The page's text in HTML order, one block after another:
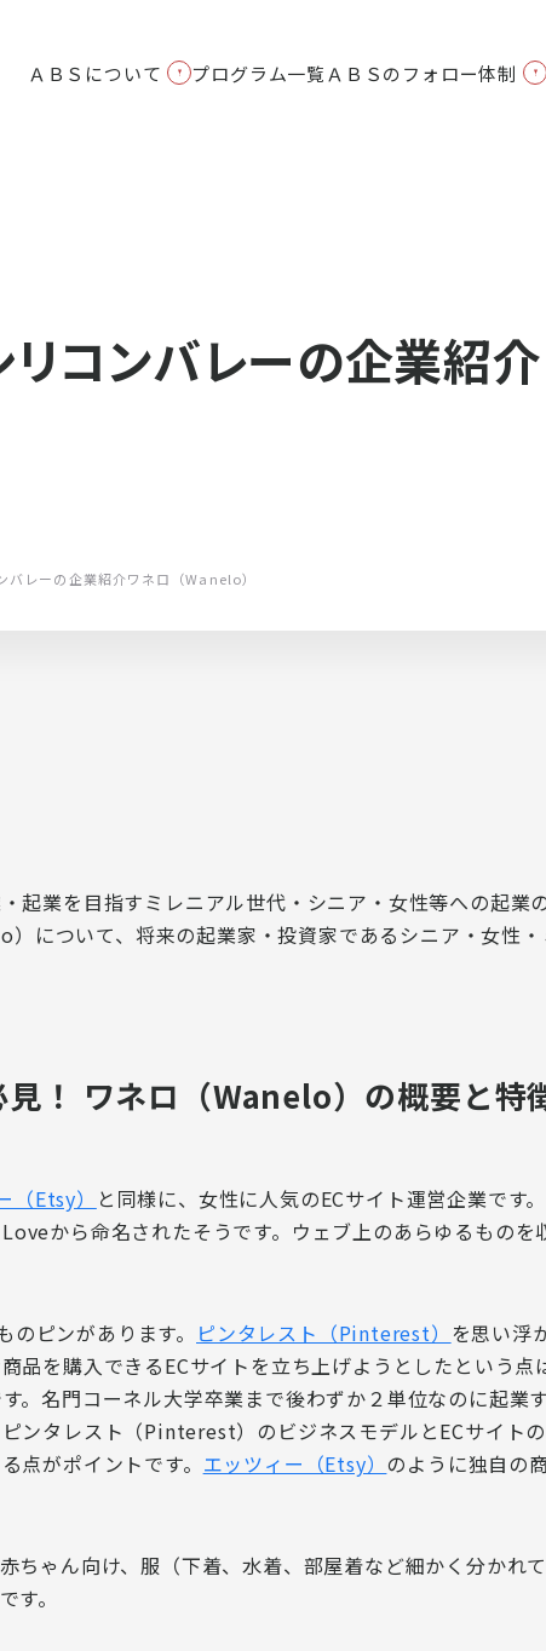
アップの学校|大前研一設立のビジネススクールABS
ＡＢＳについて プログラム一覧 ＡＢＳのフォロー体制
リコンバレーの企業紹介
バレーの企業紹介ワネロ（Wanelo）
起業を目指すミレニアル世代・シニア・女性等への起業
について、将来の起業家・投資家であるシニア・女性
！ ワネロ（Wanelo）の概要と特
（Etsy） と同様に、 女性に人気のECサイト運営企業です
から命名されたそうです。 ウェブ上のあらゆるもの
ピンがあります。 ピンタレスト（Pinterest） を思い浮
品を購入できるECサイトを立ち上げようとしたという点
。名門コーネル大学卒業まで後わずか２単位なのに起業
ピンタレスト（Pinterest）のビジネスモデルとECサイト
点がポイントです。 エッツィー（Etsy） のように独自の
ちゃん向け、服（下着、水着、部屋着など細かく分かれ
す。